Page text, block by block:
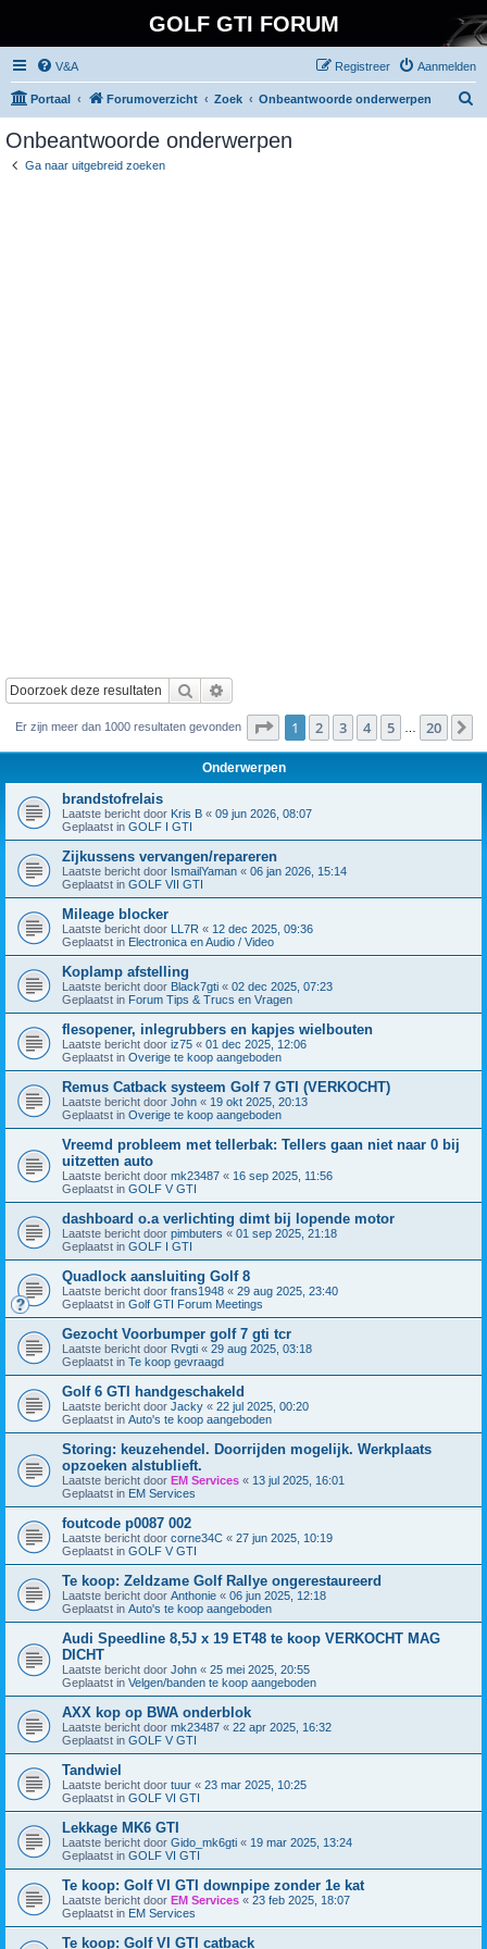
GOLF GTI FORUM
V&A Aanmelden
Registreer
Portaal Forumoverzicht Zoek Onbeantwoorde onderwerpen
Onbeantwoorde onderwerpen
Ga naar uitgebreid zoeken
Zoek
Er zijn meer dan 1000 resultaten gevonden Pagina van 20
1 2 3 4 5 20
Onderwerpen
brandstofrelais
Laatste bericht door Kris B « 09 jun 2026, 08:07
Geplaatst in GOLF I GTI
Zijkussens vervangen/repareren
Laatste bericht door IsmailYaman « 06 jan 2026, 15:14
Geplaatst in GOLF VII GTI
Mileage blocker
Laatste bericht door LL7R « 12 dec 2025, 09:36
Geplaatst in Electronica en Audio / Video
Koplamp afstelling
Laatste bericht door Black7gti « 02 dec 2025, 07:23
Geplaatst in Forum Tips & Trucs en Vragen
flesopener, inlegrubbers en kapjes wielbouten
Laatste bericht door iz75 « 01 dec 2025, 12:06
Geplaatst in Overige te koop aangeboden
Remus Catback systeem Golf 7 GTI (VERKOCHT)
Laatste bericht door John « 19 okt 2025, 20:13
Geplaatst in Overige te koop aangeboden
Vreemd probleem met tellerbak: Tellers gaan niet naar 0 bij
uitzetten auto
Laatste bericht door mk23487 « 16 sep 2025, 11:56
Geplaatst in GOLF V GTI
dashboard o.a verlichting dimt bij lopende motor
Laatste bericht door pimbuters « 01 sep 2025, 21:18
Geplaatst in GOLF I GTI
Quadlock aansluiting Golf 8
Laatste bericht door frans1948 « 29 aug 2025, 23:40
Geplaatst in Golf GTI Forum Meetings
Gezocht Voorbumper golf 7 gti tcr
Laatste bericht door Rvgti « 29 aug 2025, 03:18
Geplaatst in Te koop gevraagd
Golf 6 GTI handgeschakeld
Laatste bericht door Jacky « 22 jul 2025, 00:20
Geplaatst in Auto's te koop aangeboden
Storing: keuzehendel. Doorrijden mogelijk. Werkplaats
opzoeken alstublieft.
Laatste bericht door EM Services « 13 jul 2025, 16:01
Geplaatst in EM Services
foutcode p0087 002
Laatste bericht door corne34C « 27 jun 2025, 10:19
Geplaatst in GOLF V GTI
Te koop: Zeldzame Golf Rallye ongerestaureerd
Laatste bericht door Anthonie « 06 jun 2025, 12:18
Geplaatst in Auto's te koop aangeboden
Audi Speedline 8,5J x 19 ET48 te koop VERKOCHT MAG
DICHT
Laatste bericht door John « 25 mei 2025, 20:55
Geplaatst in Velgen/banden te koop aangeboden
AXX kop op BWA onderblok
Laatste bericht door mk23487 « 22 apr 2025, 16:32
Geplaatst in GOLF V GTI
Tandwiel
Laatste bericht door tuur « 23 mar 2025, 10:25
Geplaatst in GOLF VI GTI
Lekkage MK6 GTI
Laatste bericht door Gido_mk6gti « 19 mar 2025, 13:24
Geplaatst in GOLF VI GTI
Te koop: Golf VI GTI downpipe zonder 1e kat
Laatste bericht door EM Services « 23 feb 2025, 18:07
Geplaatst in EM Services
Te koop: Golf VI GTI catback